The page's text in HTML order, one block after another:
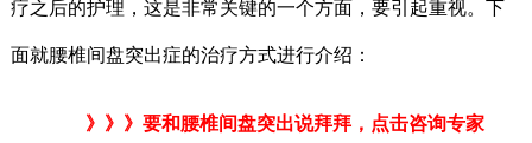
疗之后的护理，这是非常关键的一个方面，要引起重视。下
面就腰椎间盘突出症的治疗方式进行介绍：
》》》要和腰椎间盘突出说拜拜，点击咨询专家